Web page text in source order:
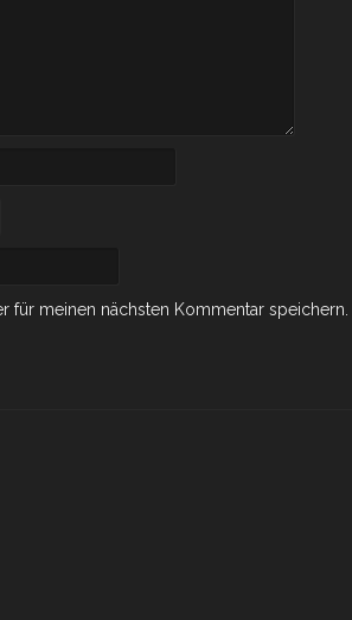
für meinen nächsten Kommentar speichern.